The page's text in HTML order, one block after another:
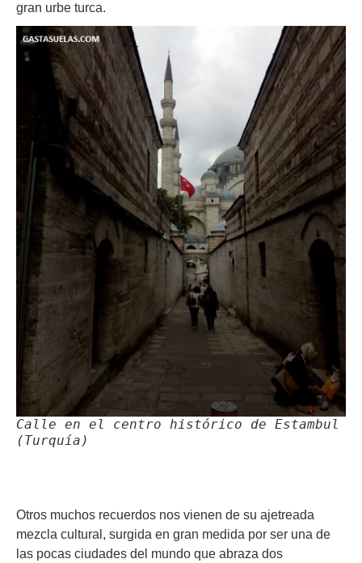
gran urbe turca.
Calle en el centro histórico de Estambul
(Turquía)
Otros muchos recuerdos nos vienen de su ajetreada
mezcla cultural, surgida en gran medida por ser una de
las pocas ciudades del mundo que abraza dos